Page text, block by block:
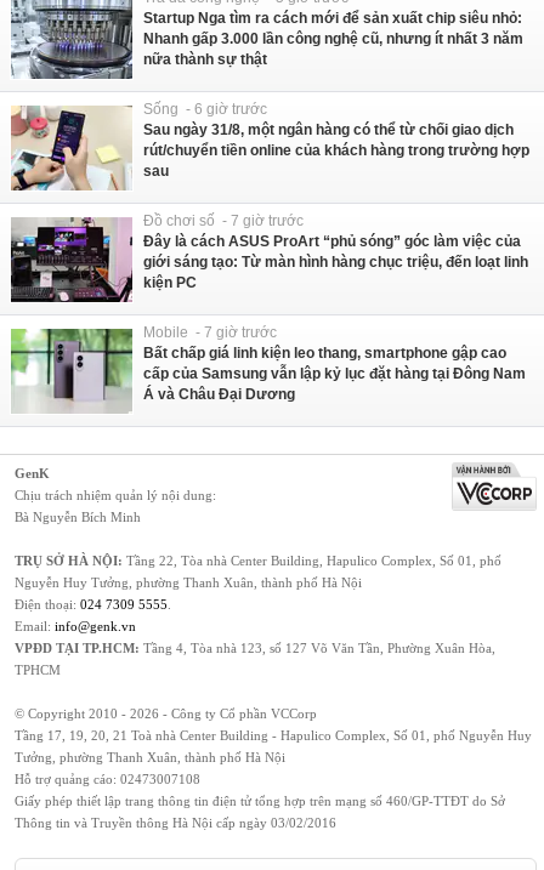
Startup Nga tìm ra cách mới để sản xuất chip siêu nhỏ:
Nhanh gấp 3.000 lần công nghệ cũ, nhưng ít nhất 3 năm
nữa thành sự thật
Sống - 6 giờ trước
Sau ngày 31/8, một ngân hàng có thể từ chối giao dịch
rút/chuyển tiền online của khách hàng trong trường hợp
sau
Đồ chơi số - 7 giờ trước
Đây là cách ASUS ProArt “phủ sóng” góc làm việc của
giới sáng tạo: Từ màn hình hàng chục triệu, đến loạt linh
kiện PC
Mobile - 7 giờ trước
Bất chấp giá linh kiện leo thang, smartphone gập cao
cấp của Samsung vẫn lập kỷ lục đặt hàng tại Đông Nam
Á và Châu Đại Dương
GenK
Chịu trách nhiệm quản lý nội dung:
Bà Nguyễn Bích Minh
TRỤ SỞ HÀ NỘI: Tầng 22, Tòa nhà Center Building, Hapulico Complex, Số 01, phố
Nguyễn Huy Tưởng, phường Thanh Xuân, thành phố Hà Nội
Điện thoại: 024 7309 5555
Email: info@genk.vn
VPĐD TẠI TP.HCM: Tầng 4, Tòa nhà 123, số 127 Võ Văn Tần, Phường Xuân Hòa,
TPHCM
© Copyright 2010 - 2026 - Công ty Cổ phần VCCorp
Tầng 17, 19, 20, 21 Toà nhà Center Building - Hapulico Complex, Số 01, phố Nguyễn Huy
Tưởng, phường Thanh Xuân, thành phố Hà Nội
Hỗ trợ quảng cáo: 02473007108
Giấy phép thiết lập trang thông tin điện tử tổng hợp trên mạng số 460/GP-TTĐT do Sở
Thông tin và Truyền thông Hà Nội cấp ngày 03/02/2016